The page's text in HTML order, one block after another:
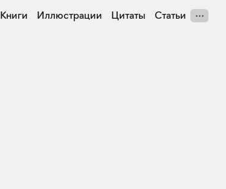
Книги Иллюстрации Цитаты Статьи